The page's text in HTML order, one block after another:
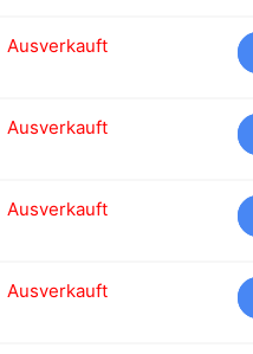
Ausverkauft
Ausverkauft
Ausverkauft
Ausverkauft